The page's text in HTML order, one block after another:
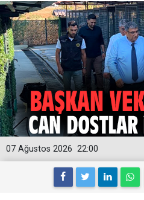
22:00
07 Ağustos 2026